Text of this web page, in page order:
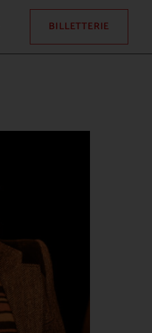
BILLETTERIE